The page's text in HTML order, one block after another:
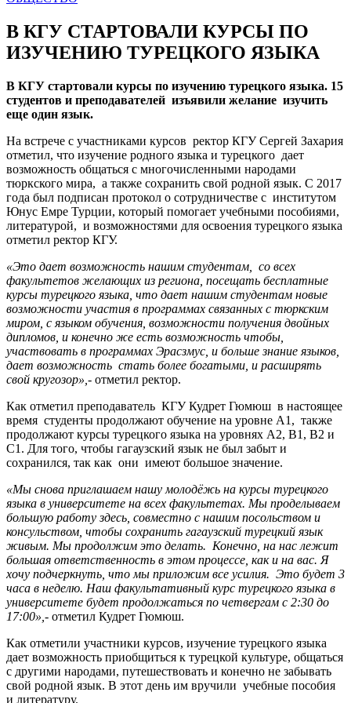
В КГУ СТАРТОВАЛИ КУРСЫ ПО
ИЗУЧЕНИЮ ТУРЕЦКОГО ЯЗЫКА
В КГУ стартовали курсы по изучению турецкого языка. 15
студентов и преподавателей изъявили желание изучить
еще один язык.
На встрече с участниками курсов ректор КГУ Сергей Захария
отметил, что изучение родного языка и турецкого дает
возможность общаться с многочисленными народами
тюркского мира, а также сохранить свой родной язык. С 2017
года был подписан протокол о сотрудничестве с институтом
Юнус Емре Турции, который помогает учебными пособиями,
литературой, и возможностями для освоения турецкого языка
отметил ректор КГУ.
«Это дает возможность нашим студентам, со всех
факультетов желающих из региона, посещать бесплатные
курсы турецкого языка, что дает нашим студентам новые
возможности участия в программах связанных с тюркским
миром, с языком обучения, возможности получения двойных
дипломов, и конечно же есть возможность чтобы,
участвовать в программах Эрасзмус, и больше знание языков,
дает возможность стать более богатыми, и расширять
свой кругозор»,- отметил ректор.
Как отметил преподаватель КГУ Кудрет Гюмюш в настоящее
время студенты продолжают обучение на уровне А1, также
продолжают курсы турецкого языка на уровнях А2, В1, В2 и
С1. Для того, чтобы гагаузский язык не был забыт и
сохранился, так как они имеют большое значение.
«Мы снова приглашаем нашу молодёжь на курсы турецкого
языка в университете на всех факультетах. Мы проделываем
большую работу здесь, совместно с нашим посольством и
консульством, чтобы сохранить гагаузский турецкий язык
живым. Мы продолжим это делать. Конечно, на нас лежит
большая ответственность в этом процессе, как и на вас. Я
хочу подчеркнуть, что мы приложим все усилия. Это будет 3
часа в неделю. Наш факультативный курс турецкого языка в
университете будет продолжаться по четвергам с 2:30 до
17:00»,- отметил Кудрет Гюмюш.
Как отметили участники курсов, изучение турецкого языка
дает возможность приобщиться к турецкой культуре, общаться
с другими народами, путешествовать и конечно не забывать
свой родной язык. В этот день им вручили учебные пособия
и литературу.